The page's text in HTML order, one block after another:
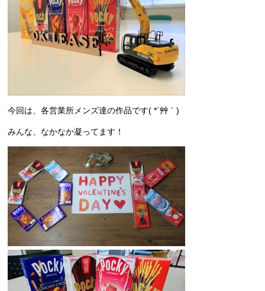
今回は、各営業所メンズ達の作品です( *´艸｀)
みんな、なかなか凝ってます！